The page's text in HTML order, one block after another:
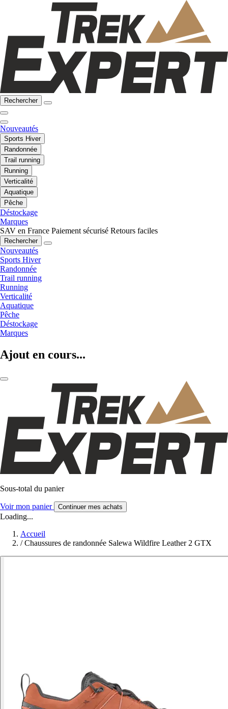
Rechercher
Nouveautés
Sports Hiver
Randonnée
Trail running
Running
Verticalité
Aquatique
Pêche
Déstockage
Marques
SAV en France Paiement sécurisé Retours faciles
Rechercher
Nouveautés
Sports Hiver
Randonnée
Trail running
Running
Verticalité
Aquatique
Pêche
Déstockage
Marques
Ajout en cours...
Sous-total du panier
Voir mon panier Continuer mes achats
Loading...
Accueil
/ Chaussures de randonnée Salewa Wildfire Leather 2 GTX